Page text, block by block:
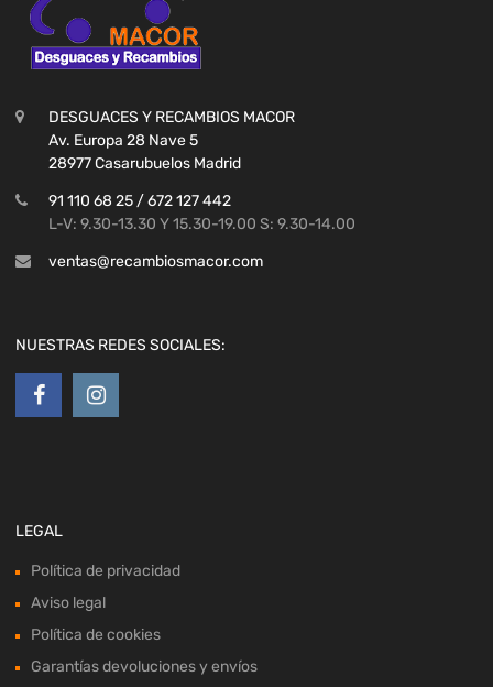
DESGUACES Y RECAMBIOS MACOR
Av. Europa 28 Nave 5
28977 Casarubuelos Madrid
91 110 68 25 / 672 127 442
L-V: 9.30-13.30 Y 15.30-19.00 S: 9.30-14.00
ventas@recambiosmacor.com
NUESTRAS REDES SOCIALES:
LEGAL
Política de privacidad
Aviso legal
Política de cookies
Garantías devoluciones y envíos